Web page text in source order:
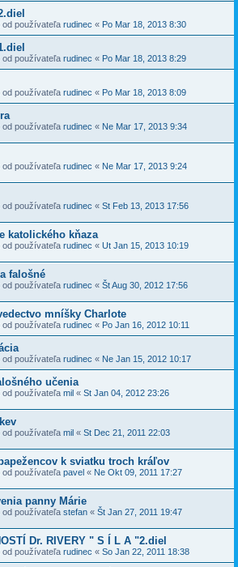
od používateľa rudinec « Po Mar 18, 2013 8:30
od používateľa rudinec « Po Mar 18, 2013 8:29
od používateľa rudinec « Po Mar 18, 2013 8:09
od používateľa rudinec « Ne Mar 17, 2013 9:34
od používateľa rudinec « Ne Mar 17, 2013 9:24
od používateľa rudinec « St Feb 13, 2013 17:56
katolického kňaza
od používateľa rudinec « Ut Jan 15, 2013 10:19
falošné
od používateľa rudinec « Št Aug 30, 2012 17:56
mníšky Charlote
od používateľa rudinec « Po Jan 16, 2012 10:11
od používateľa rudinec « Ne Jan 15, 2012 10:17
učenia
od používateľa mil « St Jan 04, 2012 23:26
od používateľa mil « St Dec 21, 2011 22:03
k sviatku troch kráľov
od používateľa pavel « Ne Okt 09, 2011 17:27
panny Márie
od používateľa stefan « Št Jan 27, 2011 19:47
Dr. RIVERY " S Í L A "2.diel
od používateľa rudinec « So Jan 22, 2011 18:38